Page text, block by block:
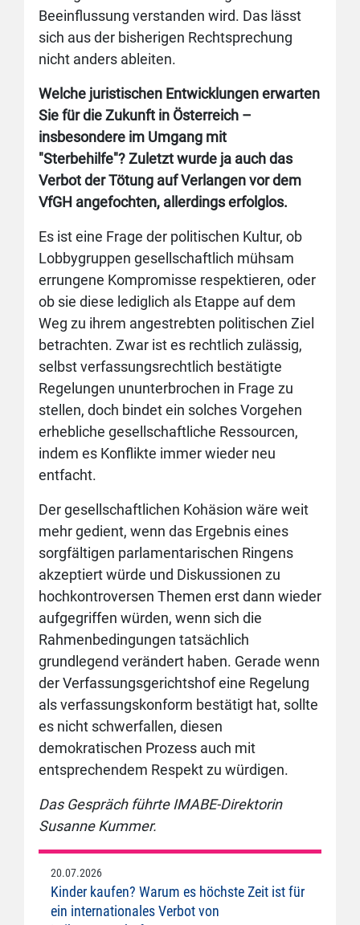
Beeinflussung verstanden wird. Das lässt
sich aus der bisherigen Rechtsprechung
nicht anders ableiten.
Welche juristischen Entwicklungen erwarten
Sie für die Zukunft in Österreich –
insbesondere im Umgang mit
"Sterbehilfe"? Zuletzt wurde ja auch das
Verbot der Tötung auf Verlangen vor dem
VfGH angefochten, allerdings erfolglos.
Es ist eine Frage der politischen Kultur, ob
Lobbygruppen gesellschaftlich mühsam
errungene Kompromisse respektieren, oder
ob sie diese lediglich als Etappe auf dem
Weg zu ihrem angestrebten politischen Ziel
betrachten. Zwar ist es rechtlich zulässig,
selbst verfassungsrechtlich bestätigte
Regelungen ununterbrochen in Frage zu
stellen, doch bindet ein solches Vorgehen
erhebliche gesellschaftliche Ressourcen,
indem es Konflikte immer wieder neu
entfacht.
Der gesellschaftlichen Kohäsion wäre weit
mehr gedient, wenn das Ergebnis eines
sorgfältigen parlamentarischen Ringens
akzeptiert würde und Diskussionen zu
hochkontroversen Themen erst dann wieder
aufgegriffen würden, wenn sich die
Rahmenbedingungen tatsächlich
grundlegend verändert haben. Gerade wenn
der Verfassungsgerichtshof eine Regelung
als verfassungskonform bestätigt hat, sollte
es nicht schwerfallen, diesen
demokratischen Prozess auch mit
entsprechendem Respekt zu würdigen.
Das Gespräch führte IMABE-Direktorin
Susanne Kummer.
20.07.2026
Kinder kaufen? Warum es höchste Zeit ist für
ein internationales Verbot von